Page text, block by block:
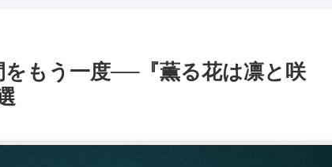
をもう一度──『薫る花は凛と咲